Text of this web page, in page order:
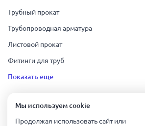
Трубный прокат
Трубопроводная арматура
Листовой прокат
Фитинги для труб
Показать ещё
Урал Тех Экспорт — Казахстан © 2019-
Мы используем сookie
Продолжая использовать сайт или